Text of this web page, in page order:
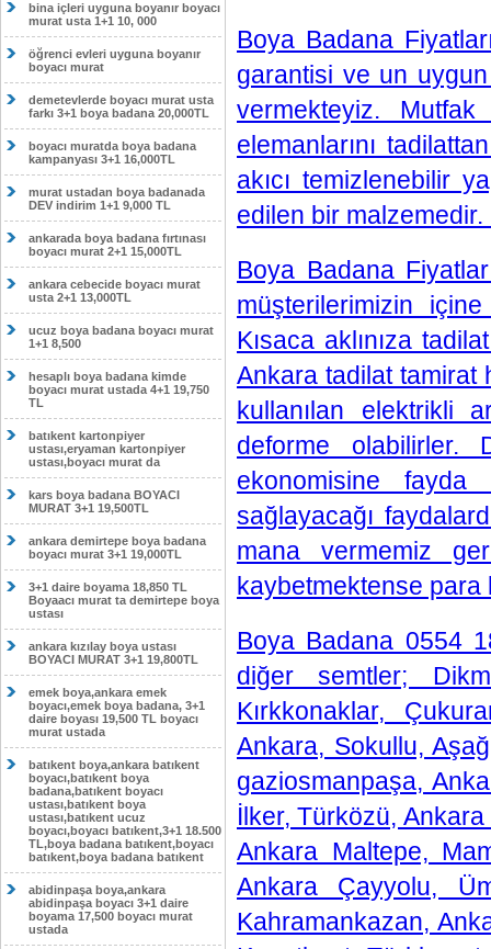
bina içleri uyguna boyanır boyacı
murat usta 1+1 10, 000
öğrenci evleri uyguna boyanır
boyacı murat
demetevlerde boyacı murat usta
farkı 3+1 boya badana 20,000TL
boyacı muratda boya badana
kampanyası 3+1 16,000TL
murat ustadan boya badanada
DEV indirim 1+1 9,000 TL
ankarada boya badana fırtınası
boyacı murat 2+1 15,000TL
ankara cebecide boyacı murat
usta 2+1 13,000TL
ucuz boya badana boyacı murat
1+1 8,500
hesaplı boya badana kimde
boyacı murat ustada 4+1 19,750
TL
batıkent kartonpiyer
ustası,eryaman kartonpiyer
ustası,boyacı murat da
kars boya badana BOYACI
MURAT 3+1 19,500TL
ankara demirtepe boya badana
boyacı murat 3+1 19,000TL
3+1 daire boyama 18,850 TL
Boyaacı murat ta demirtepe boya
ustası
ankara kızılay boya ustası
BOYACI MURAT 3+1 19,800TL
emek boya,ankara emek
boyacı,emek boya badana, 3+1
daire boyası 19,500 TL boyacı
murat ustada
batıkent boya,ankara batıkent
boyacı,batıkent boya
badana,batıkent boyacı
ustası,batıkent boya
ustası,batıkent ucuz
boyacı,boyacı batıkent,3+1 18.500
TL,boya badana batıkent,boyacı
batıkent,boya badana batıkent
abidinpaşa boya,ankara
abidinpaşa boyacı 3+1 daire
boyama 17,500 boyacı murat
ustada
Boya Badana
garantisi ve un
vermekteyiz. Mutfak
elemanlarını
akıcı temizlenebilir
edilen bir
Boya Badana
müşterilerimizin
Kısaca aklınıza
Ankara tadilat tamirat
kullanılan elektrikli
deforme olabilirler.
ekonomisine
sağlayacağı
mana vermemiz
kaybetmektense
Boya Badana 0554
diğer semtler;
Kırkkonaklar,
Ankara, Sokullu,
gaziosmanpaşa,
İlker, Türközü, Ankara
Ankara Maltepe,
Ankara Çayyolu,
Kahramankazan,